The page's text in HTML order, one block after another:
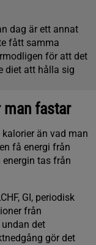
dag är ett annat
fått samma
för att det
diet att hålla sig
man fastar
än vad man
få energi från
tas från
GI, periodisk
från
det
gör det